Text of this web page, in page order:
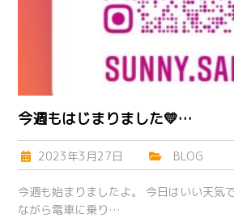
今週もはじまりました💛…
2023年3月27日 BLOG
今週も始まりましたよ。 今日はいい天気
ながら電車に乗り…